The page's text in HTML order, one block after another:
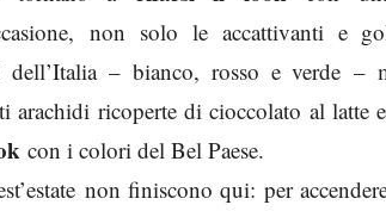
non solo le accattivanti e
dell’Italia – bianco, rosso e verde –
arachidi ricoperte di cioccolato al latte
con i colori del Bel Paese.
non finiscono qui: per